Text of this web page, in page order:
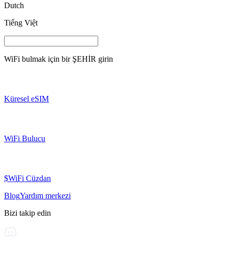
Dutch
Tiếng Việt
WiFi bulmak için bir ŞEHİR girin
Küresel eSIM
WiFi Bulucu
$WiFi Cüzdan
BlogYardım merkezi
Bizi takip edin